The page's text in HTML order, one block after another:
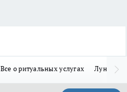
Все о ритуальных услугах Лунно-